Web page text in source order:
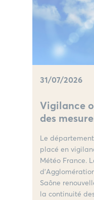
31/07/2026
Vigilance
des
Le
placé en
Météo France.
Saône
la continuité